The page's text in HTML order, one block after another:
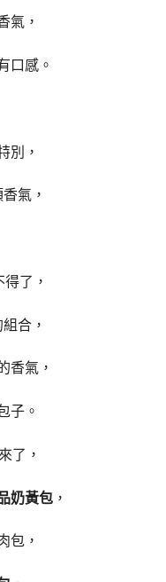
氣，
口感。
別，
氣，
了，
合，
香氣，
子。
了，
奶黃包 ，
包，